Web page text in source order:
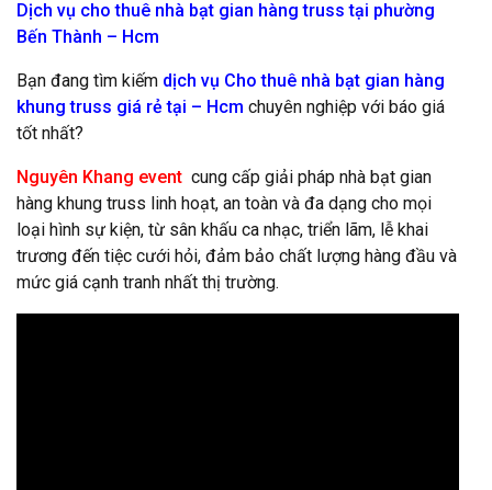
Dịch vụ cho thuê nhà bạt gian hàng truss tại phường
Bến Thành – Hcm
Bạn đang tìm kiếm dịch vụ Cho thuê nhà bạt gian hàng
khung truss giá rẻ tại – Hcm chuyên nghiệp với báo giá
tốt nhất?
Nguyên Khang event cung cấp giải pháp nhà bạt gian
hàng khung truss linh hoạt, an toàn và đa dạng cho mọi
loại hình sự kiện, từ sân khấu ca nhạc, triển lãm, lễ khai
trương đến tiệc cưới hỏi, đảm bảo chất lượng hàng đầu và
mức giá cạnh tranh nhất thị trường.